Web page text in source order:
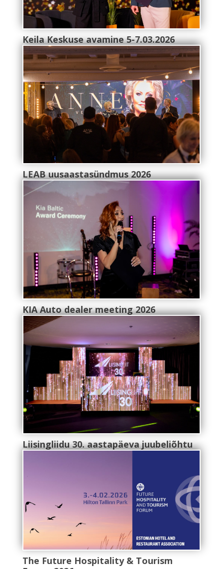
Keila Keskuse avamine 5-7.03.2026
LEAB uusaastasündmus 2026
KIA Auto dealer meeting 2026
Liisingliidu 30. aastapäeva juubeliõhtu
The Future Hospitality & Tourism